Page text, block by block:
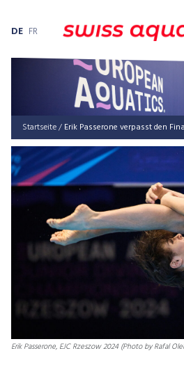
DE FR
Startseite/ Erik Passerone verpasst den
Erik Passerone, EJC Rzeszow 2024 (Photo by Rafal